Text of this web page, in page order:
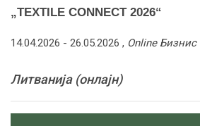
„TEXTILE CONNECT 2026“
14.04.2026 - 26.05.2026 , Online Бизнис
Литванија (онлајн)